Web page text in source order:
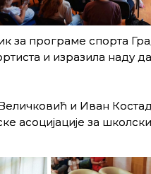
за програме спорта
и изразила наду
и Иван
асоцијације за